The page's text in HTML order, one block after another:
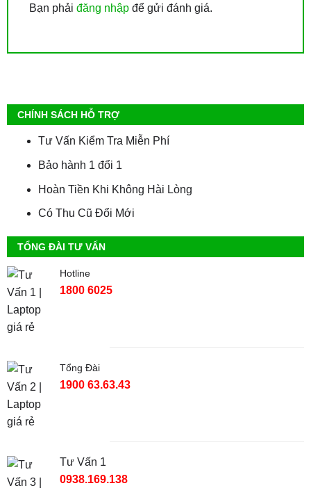
Bạn phải đăng nhậpđể gửi đánh giá.
CHÍNH SÁCH HỖ TRỢ
Tư Vấn Kiểm Tra Miễn Phí
Bảo hành 1 đổi 1
Hoàn Tiền Khi Không Hài Lòng
Có Thu Cũ Đổi Mới
TỔNG ĐÀI TƯ VẤN
Hotline
1800 6025
Tổng Đài
1900 63.63.43
Tư Vấn 1
0938.169.138